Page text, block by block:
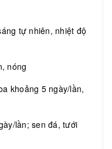
tự nhiên, nhiệt độ
nóng
khoảng 5 ngày/lần,
lần; sen đá, tưới